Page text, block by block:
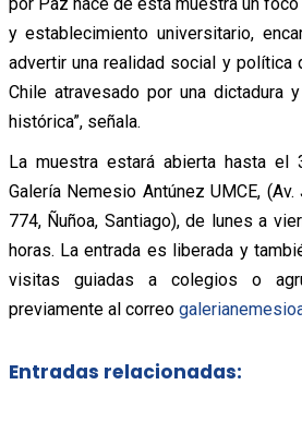
y establecimiento universitario,
advertir una realidad social y política
Chile atravesado por una dictadura
histórica”, señala.
La muestra estará abierta hasta
Galería Nemesio Antúnez UMCE,
774, Ñuñoa, Santiago), de lunes a
horas. La entrada es liberada y
visitas guiadas a colegios o
previamente al correo
Entradas relacionadas: